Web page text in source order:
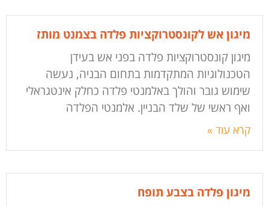
מיגון אש לקונסטרוקציות פלדה בצמנט מותז
מיגון קונסטרוקציות פלדה בפני אש בעידן
הטכנולוגיות המתקדמות בתחום הבניה, נעשה
שימוש גובר והולך באלמנטי פלדה כחלק אינטגראלי
ואף ראשי של שלד הבניין. אלמנטי הפלדה
קרא עוד »
מיגון פלדה בצבע תופח